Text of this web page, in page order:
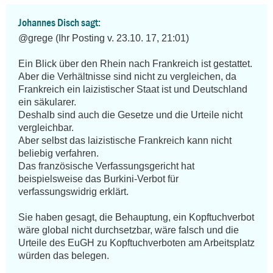
Johannes Disch sagt:
@grege (Ihr Posting v. 23.10. 17, 21:01)
Ein Blick über den Rhein nach Frankreich ist gestattet.
Aber die Verhältnisse sind nicht zu vergleichen, da
Frankreich ein laizistischer Staat ist und Deutschland
ein säkularer.
Deshalb sind auch die Gesetze und die Urteile nicht
vergleichbar.
Aber selbst das laizistische Frankreich kann nicht
beliebig verfahren.
Das französische Verfassungsgericht hat
beispielsweise das Burkini-Verbot für
verfassungswidrig erklärt.
Sie haben gesagt, die Behauptung, ein Kopftuchverbot
wäre global nicht durchsetzbar, wäre falsch und die
Urteile des EuGH zu Kopftuchverboten am Arbeitsplatz
würden das belegen.